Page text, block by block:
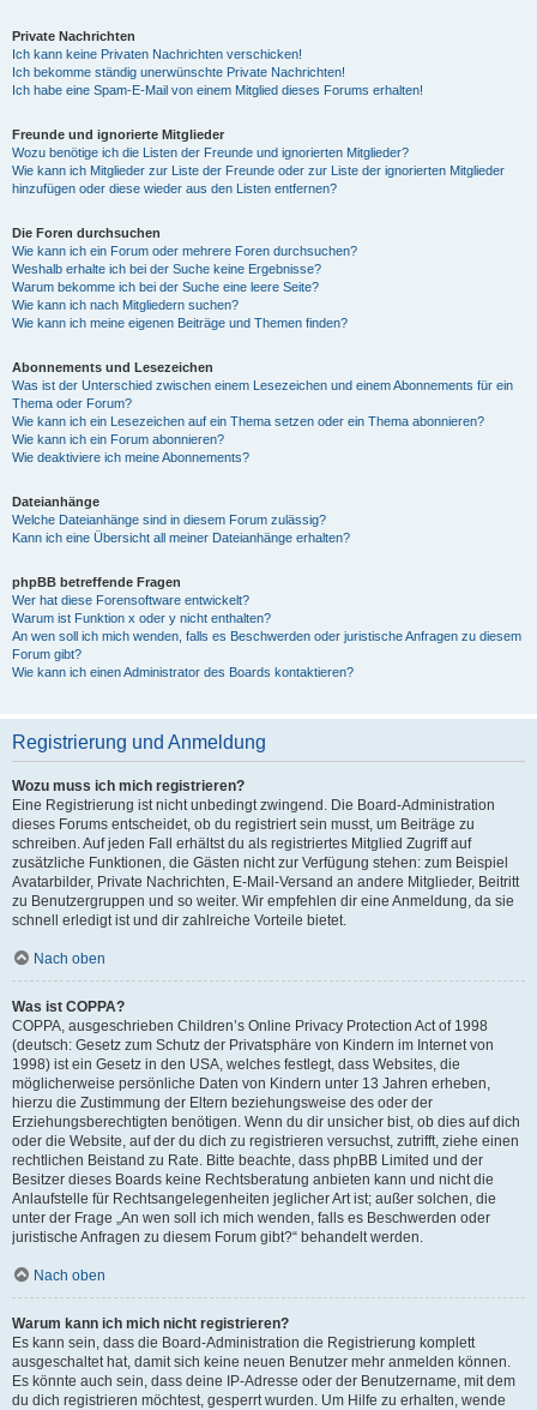
Private Nachrichten
Ich kann keine Privaten Nachrichten verschicken!
Ich bekomme ständig unerwünschte Private Nachrichten!
Ich habe eine Spam-E-Mail von einem Mitglied dieses Forums erhalten!
Freunde und ignorierte Mitglieder
Wozu benötige ich die Listen der Freunde und ignorierten Mitglieder?
Wie kann ich Mitglieder zur Liste der Freunde oder zur Liste der ignorierten Mitglieder
hinzufügen oder diese wieder aus den Listen entfernen?
Die Foren durchsuchen
Wie kann ich ein Forum oder mehrere Foren durchsuchen?
Weshalb erhalte ich bei der Suche keine Ergebnisse?
Warum bekomme ich bei der Suche eine leere Seite?
Wie kann ich nach Mitgliedern suchen?
Wie kann ich meine eigenen Beiträge und Themen finden?
Abonnements und Lesezeichen
Was ist der Unterschied zwischen einem Lesezeichen und einem Abonnements für ein
Thema oder Forum?
Wie kann ich ein Lesezeichen auf ein Thema setzen oder ein Thema abonnieren?
Wie kann ich ein Forum abonnieren?
Wie deaktiviere ich meine Abonnements?
Dateianhänge
Welche Dateianhänge sind in diesem Forum zulässig?
Kann ich eine Übersicht all meiner Dateianhänge erhalten?
phpBB betreffende Fragen
Wer hat diese Forensoftware entwickelt?
Warum ist Funktion x oder y nicht enthalten?
An wen soll ich mich wenden, falls es Beschwerden oder juristische Anfragen zu diesem
Forum gibt?
Wie kann ich einen Administrator des Boards kontaktieren?
Registrierung und Anmeldung
Wozu muss ich mich registrieren?
Eine Registrierung ist nicht unbedingt zwingend. Die Board-Administration
dieses Forums entscheidet, ob du registriert sein musst, um Beiträge zu
schreiben. Auf jeden Fall erhältst du als registriertes Mitglied Zugriff auf
zusätzliche Funktionen, die Gästen nicht zur Verfügung stehen: zum Beispiel
Avatarbilder, Private Nachrichten, E-Mail-Versand an andere Mitglieder, Beitritt
zu Benutzergruppen und so weiter. Wir empfehlen dir eine Anmeldung, da sie
schnell erledigt ist und dir zahlreiche Vorteile bietet.
Nach oben
Was ist COPPA?
COPPA, ausgeschrieben Children’s Online Privacy Protection Act of 1998
(deutsch: Gesetz zum Schutz der Privatsphäre von Kindern im Internet von
1998) ist ein Gesetz in den USA, welches festlegt, dass Websites, die
möglicherweise persönliche Daten von Kindern unter 13 Jahren erheben,
hierzu die Zustimmung der Eltern beziehungsweise des oder der
Erziehungsberechtigten benötigen. Wenn du dir unsicher bist, ob dies auf dich
oder die Website, auf der du dich zu registrieren versuchst, zutrifft, ziehe einen
rechtlichen Beistand zu Rate. Bitte beachte, dass phpBB Limited und der
Besitzer dieses Boards keine Rechtsberatung anbieten kann und nicht die
Anlaufstelle für Rechtsangelegenheiten jeglicher Art ist; außer solchen, die
unter der Frage „An wen soll ich mich wenden, falls es Beschwerden oder
juristische Anfragen zu diesem Forum gibt?“ behandelt werden.
Nach oben
Warum kann ich mich nicht registrieren?
Es kann sein, dass die Board-Administration die Registrierung komplett
ausgeschaltet hat, damit sich keine neuen Benutzer mehr anmelden können.
Es könnte auch sein, dass deine IP-Adresse oder der Benutzername, mit dem
du dich registrieren möchtest, gesperrt wurden. Um Hilfe zu erhalten, wende